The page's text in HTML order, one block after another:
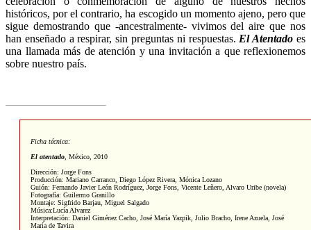
históricos, por el contrario, ha escogido un momento ajeno, pero que
sigue demostrando que -ancestralmente- vivimos del aire que nos
han enseñado a respirar, sin preguntas ni respuestas. El Atentado es
una llamada más de atención y una invitación a que reflexionemos
sobre nuestro país.
Ficha técnica:
El atentado México, 2010
Dirección: Jorge Fons
Producción: Mariano Carranco, Diego López Rivera, Mónica Lozano
Guión: Fernando Javier León Rodríguez, Jorge Fons, Vicente Leñero, Alvaro Uribe (novela)
Fotografía: Guilermo Granillo
Montaje: Sigfrido Barjau, Miguel Salgado
Música:Lucía Alvarez
Interpretación: Daniel Giménez Cacho, José María Yazpik, Julio Bracho, Irene Azuela, José
María de Tavira